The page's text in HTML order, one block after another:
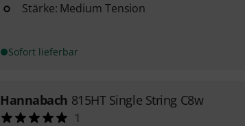
Stärke: Medium Tension
Sofort lieferbar
Hannabach 815HT Single String C8w
1